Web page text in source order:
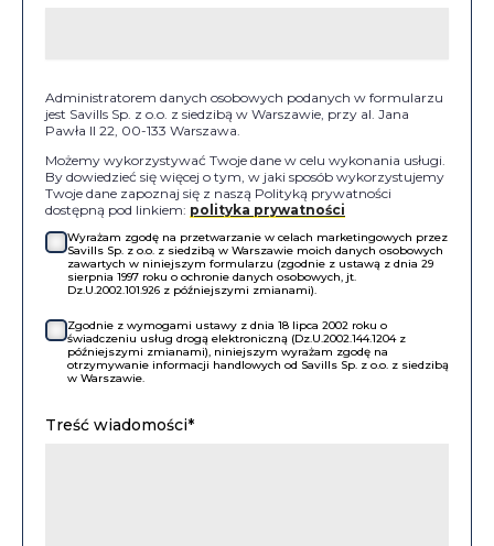
Administratorem danych osobowych podanych w formularzu
jest Savills Sp. z o.o. z siedzibą w Warszawie, przy al. Jana
Pawła II 22, 00-133 Warszawa.
Możemy wykorzystywać Twoje dane w celu wykonania usługi.
By dowiedzieć się więcej o tym, w jaki sposób wykorzystujemy
Twoje dane zapoznaj się z naszą Polityką prywatności
dostępną pod linkiem: polityka prywatności
Wyrażam zgodę na przetwarzanie w celach marketingowych przez
Savills Sp. z o.o. z siedzibą w Warszawie moich danych osobowych
zawartych w niniejszym formularzu (zgodnie z ustawą z dnia 29
sierpnia 1997 roku o ochronie danych osobowych, jt.
Dz.U.2002.101.926 z późniejszymi zmianami).
Zgodnie z wymogami ustawy z dnia 18 lipca 2002 roku o
świadczeniu usług drogą elektroniczną (Dz.U.2002.144.1204 z
późniejszymi zmianami), niniejszym wyrażam zgodę na
otrzymywanie informacji handlowych od Savills Sp. z o.o. z siedzibą
w Warszawie.
Treść wiadomości*